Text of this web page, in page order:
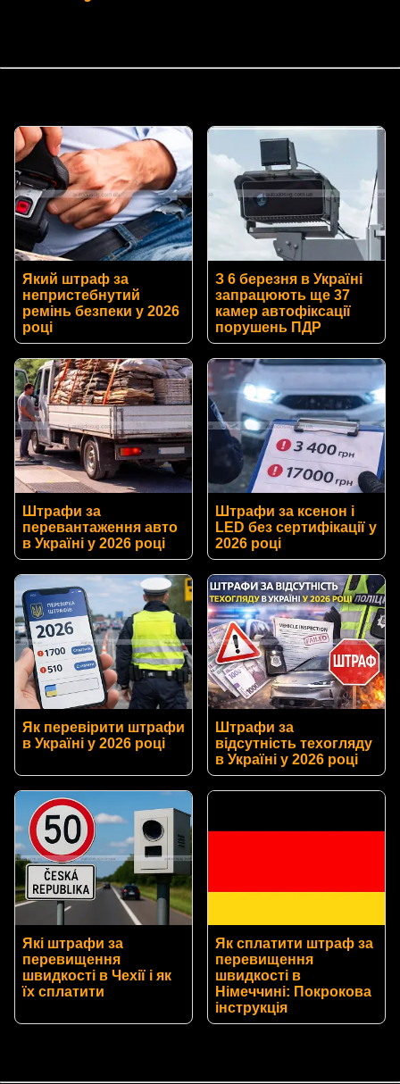
Який штраф за
непристебнутий
ремінь безпеки у 2026
році
З 6 березня в Україні
запрацюють ще 37
камер автофіксації
порушень ПДР
Штрафи за
перевантаження авто
в Україні у 2026 році
Штрафи за ксенон і
LED без сертифікації у
2026 році
Як перевірити штрафи
в Україні у 2026 році
Штрафи за
відсутність техогляду
в Україні у 2026 році
Які штрафи за
перевищення
швидкості в Чехії і як
їх сплатити
Як сплатити штраф за
перевищення
швидкості в
Німеччині: Покрокова
інструкція